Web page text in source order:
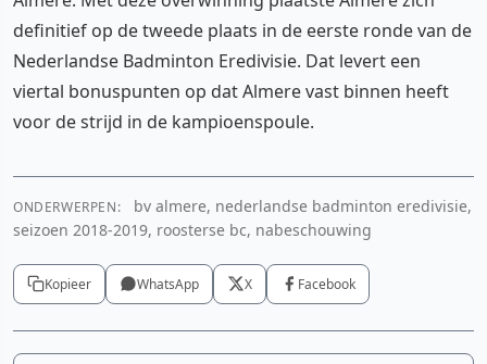
definitief op de tweede plaats in de eerste ronde van de
Nederlandse Badminton Eredivisie. Dat levert een
viertal bonuspunten op dat Almere vast binnen heeft
voor de strijd in de kampioenspoule.
ONDERWERPEN:
bv almere, nederlandse badminton eredivisie,
seizoen 2018-2019, roosterse bc, nabeschouwing
Kopieer WhatsApp X Facebook